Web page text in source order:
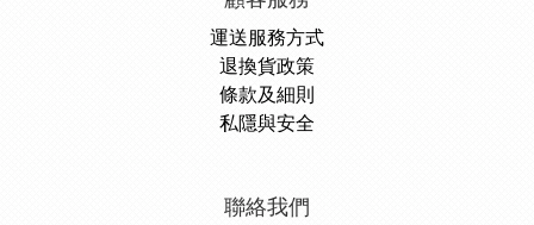
運送服務方式
退換貨政策
條款及細則
私隱與安全
聯絡我們